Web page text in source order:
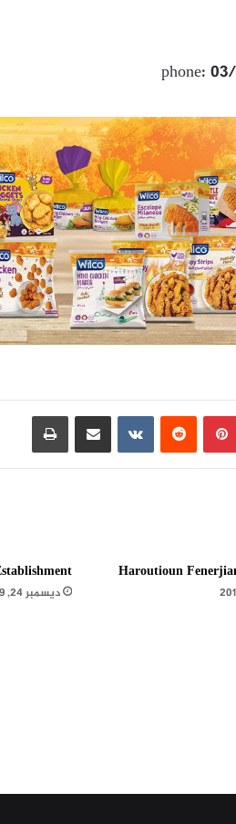
phone:
بينتيريست مشاركة عبر البريد طباعة
Haroutioun
ديسمبر 24, 2019